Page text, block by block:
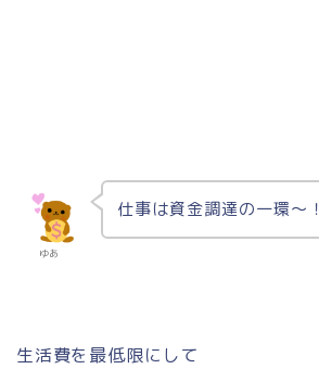
ゆあ
仕事は資金調達の一環〜！
生活費を最低限にして